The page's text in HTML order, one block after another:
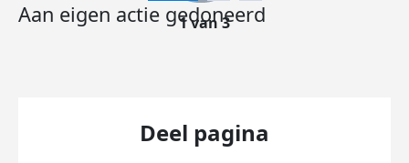
Aan eigen actie gedoneerd
1 van 3
Deel pagina